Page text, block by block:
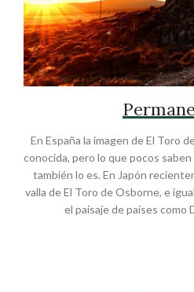
En España la imagen de El Toro
conocida, pero lo que pocos
también lo es. En Japón
valla de El Toro de Osborne, e
el paisaje de países como